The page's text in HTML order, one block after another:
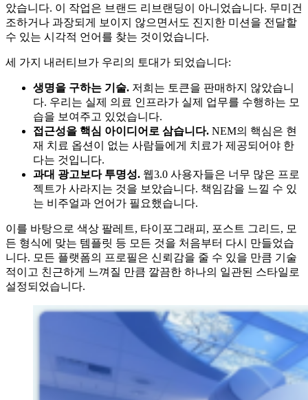
았습니다. 이 작업은 브랜드 리브랜딩이 아니었습니다. 무미건
조하거나 과장되게 보이지 않으면서도 진지한 미션을 전달할
수 있는 시각적 언어를 찾는 것이었습니다.
세 가지 내러티브가 우리의 토대가 되었습니다:
생명을 구하는 기술. 저희는 토큰을 판매하지 않았습니
다. 우리는 실제 의료 인프라가 실제 업무를 수행하는 모
습을 보여주고 있었습니다.
접근성을 핵심 아이디어로 삼습니다. NEM의 핵심은 현
재 치료 옵션이 없는 사람들에게 치료가 제공되어야 한
다는 것입니다.
과대 광고보다 투명성. 웹3.0 사용자들은 너무 많은 프로
젝트가 사라지는 것을 보았습니다. 책임감을 느낄 수 있
는 비주얼과 언어가 필요했습니다.
이를 바탕으로 색상 팔레트, 타이포그래피, 포스트 그리드, 모
든 형식에 맞는 템플릿 등 모든 것을 처음부터 다시 만들었습
니다. 모든 플랫폼의 프로필은 신뢰감을 줄 수 있을 만큼 기술
적이고 친근하게 느껴질 만큼 깔끔한 하나의 일관된 스타일로
설정되었습니다.